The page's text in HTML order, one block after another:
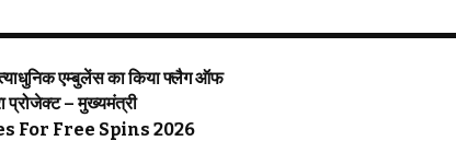
एम्बुलेंस का किया फ्लैग ऑफ
प्रोजेक्ट – मुख्यमंत्री
For Free Spins 2026